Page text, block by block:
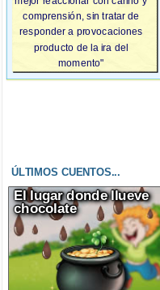
comprensión, sin tratar de
responder a provocaciones
producto de la ira del
momento"
ÚLTIMOS CUENTOS...
El lugar donde llueve
chocolate